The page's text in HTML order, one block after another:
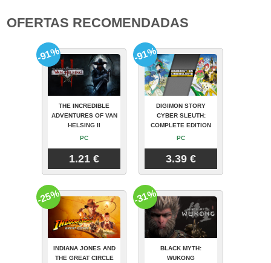
OFERTAS RECOMENDADAS
THE INCREDIBLE
ADVENTURES OF VAN
HELSING II
PC
1.21 €
-91%
DIGIMON STORY
CYBER SLEUTH:
COMPLETE EDITION
PC
3.39 €
-91%
INDIANA JONES AND
THE GREAT CIRCLE
-25%
BLACK MYTH:
WUKONG
-31%